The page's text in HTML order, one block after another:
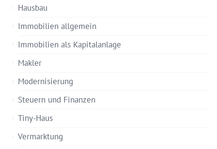
Hausbau
Immobilien allgemein
Immobilien als Kapitalanlage
Makler
Modernisierung
Steuern und Finanzen
Tiny-Haus
Vermarktung